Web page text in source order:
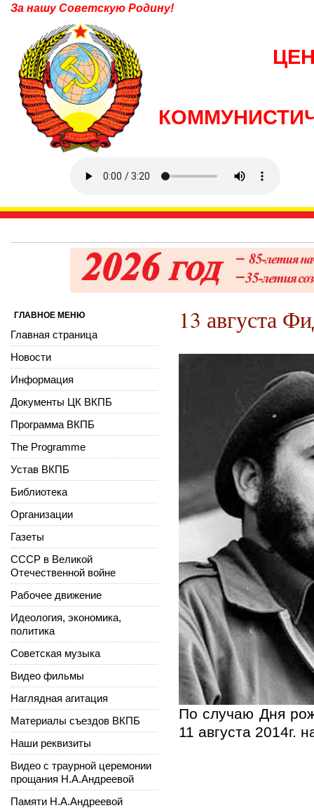
За нашу Советскую Родину!
13 августа
По случаю Дня
11 августа 2014г.
ГЛАВНОЕ МЕНЮ
Главная страница
Новости
Информация
Документы ЦК ВКПБ
Программа ВКПБ
The Programme
Устав ВКПБ
Библиотека
Организации
Газеты
СССР в Великой
Отечественной войне
Рабочее движение
Идеология, экономика,
политика
Советская музыка
Видео фильмы
Наглядная агитация
Материалы съездов ВКПБ
Наши реквизиты
Видео с траурной церемонии
прощания Н.А.Андреевой
Памяти Н.А.Андреевой